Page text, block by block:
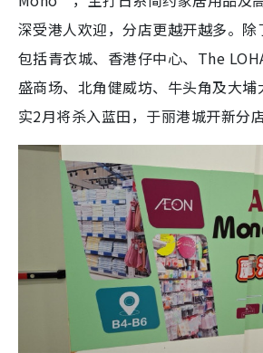
深受港人欢迎，分店更越开越多。除
包括青衣城、香港仔中心、The
盛商场、北角健威坊、牛头角及大
实2月将杀入蓝田，于丽港城开新分店